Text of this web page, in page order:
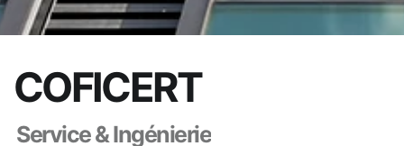
COFICERT
Service&Ingénierie